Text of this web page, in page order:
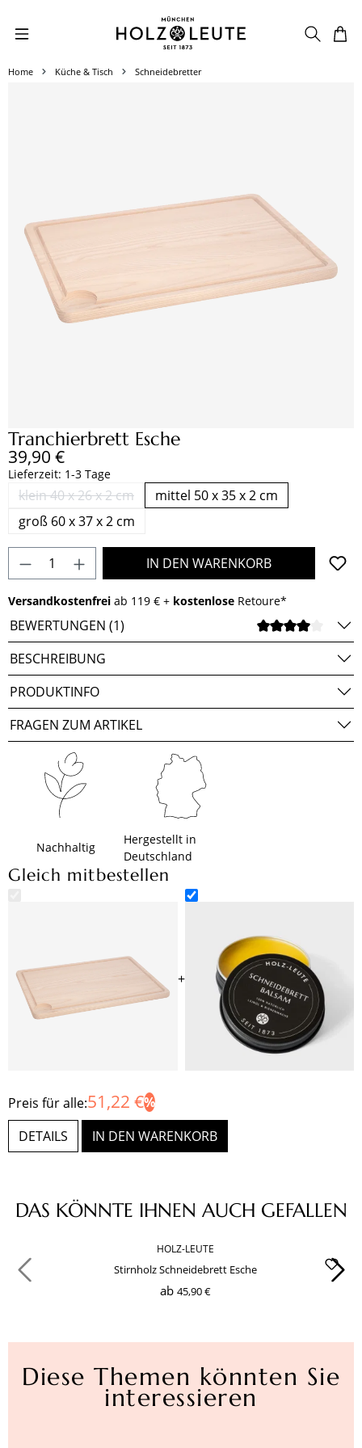
Zum Hauptinhalt springen
Home Küche & Tisch Schneidebretter
Tranchierbrett Esche
Regulärer Preis:
39,90 €
Lieferzeit: 1-3 Tage
klein 40 x 26 x 2 cm(Diese Option ist zurzeit nicht verfügbar.)
mittel 50 x 35 x 2 cm
groß 60 x 37 x 2 cm
Produkt Anzahl: Gib den gewünschten
IN DEN WARENKORB
Versandkostenfrei ab 119 € + kostenlose Retoure*
BEWERTUNGEN (1)
BESCHREIBUNG
PRODUKTINFO
FRAGEN ZUM ARTIKEL
Nachhaltig
Hergestellt in
Deutschland
Gleich mitbestellen
+
Preis für alle:51,22 €
DETAILS IN DEN WARENKORB
Produktgalerie überspringen
DAS KÖNNTE IHNEN AUCH GEFALLEN
HOLZ-LEUTE
Stirnholz Schneidebrett Esche
ab 45,90 €
Diese Themen könnten Sie
interessieren